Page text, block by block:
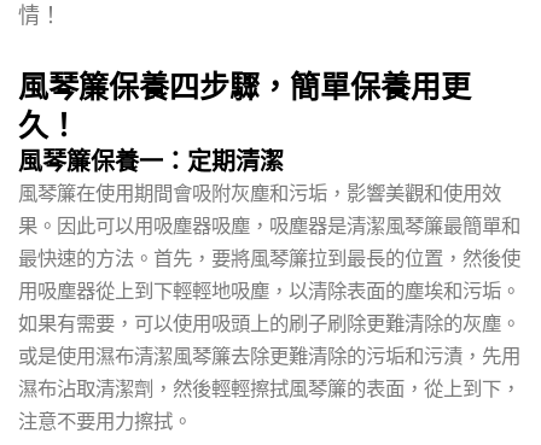
情！
風琴簾保養四步驟，簡單保養用更
久！
風琴簾保養一：定期清潔
風琴簾在使用期間會吸附灰塵和污垢，影響美觀和使用效
果。因此可以用吸塵器吸塵，吸塵器是清潔風琴簾最簡單和
最快速的方法。首先，要將風琴簾拉到最長的位置，然後使
用吸塵器從上到下輕輕地吸塵，以清除表面的塵埃和污垢。
如果有需要，可以使用吸頭上的刷子刷除更難清除的灰塵。
或是使用濕布清潔風琴簾去除更難清除的污垢和污漬，先用
濕布沾取清潔劑，然後輕輕擦拭風琴簾的表面，從上到下，
注意不要用力擦拭。